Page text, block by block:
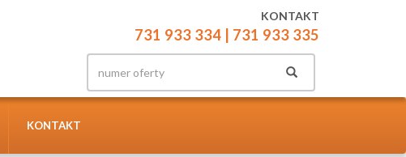
KONTAKT
731 933 334 | 731 933 335
KONTAKT